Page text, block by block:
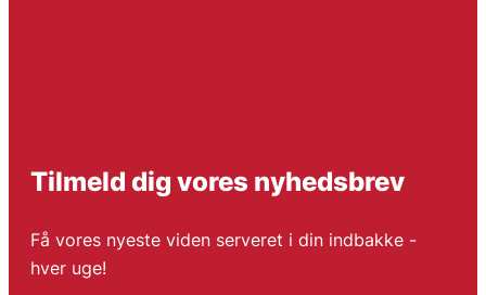
Tilmeld dig vores nyhedsbrev
Få vores nyeste viden serveret i din indbakke -
hver uge!